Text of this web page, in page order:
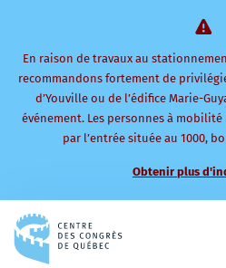
En raison de travaux au
recommandons fortement de
d’Youville ou de l’édifice Marie-
événement. Les personnes à
par l’entrée située au 1000,
Obtenir plus
à